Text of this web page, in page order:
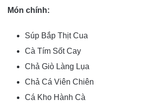
Món chính:
Súp Bắp Thịt Cua
Cà Tím Sốt Cay
Chả Giò Làng Lụa
Chả Cá Viên Chiên
Cá Kho Hành Cà